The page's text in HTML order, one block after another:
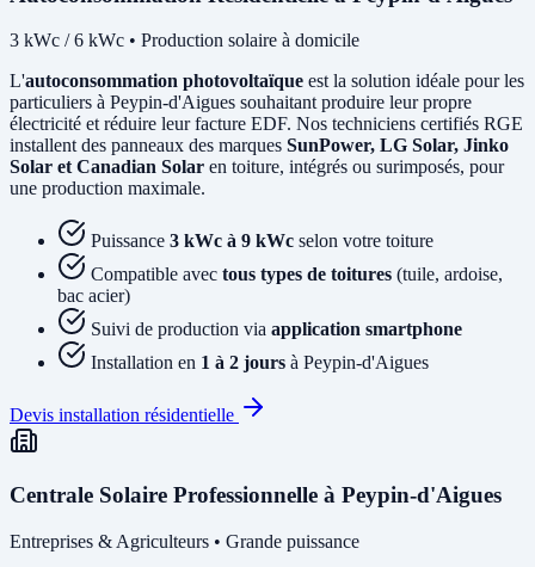
3 kWc / 6 kWc • Production solaire à domicile
L'autoconsommation photovoltaïque est la solution idéale pour les
particuliers à Peypin-d'Aigues souhaitant produire leur propre
électricité et réduire leur facture EDF. Nos techniciens certifiés RGE
installent des panneaux des marques SunPower, LG Solar, Jinko
Solar et Canadian Solar en toiture, intégrés ou surimposés, pour
une production maximale.
Puissance 3 kWc à 9 kWc selon votre toiture
Compatible avec tous types de toitures (tuile, ardoise,
bac acier)
Suivi de production via application smartphone
Installation en 1 à 2 jours à Peypin-d'Aigues
Devis installation résidentielle
Centrale Solaire Professionnelle à Peypin-d'Aigues
Entreprises & Agriculteurs • Grande puissance